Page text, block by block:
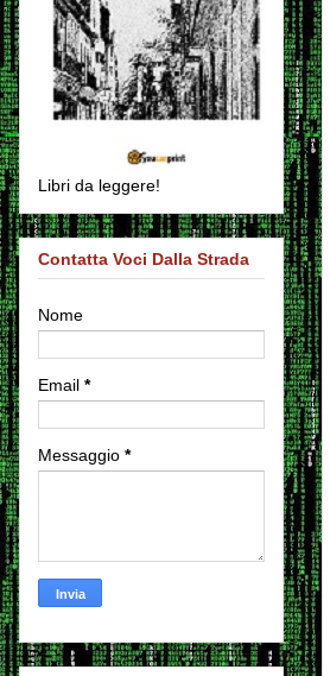
Libri da leggere!
Contatta Voci Dalla Strada
Nome
Email *
Messaggio *